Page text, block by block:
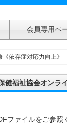
向上》
会員専用ペ
依存症対応力向上》
健福祉協会オンラ
ファイルをご参照